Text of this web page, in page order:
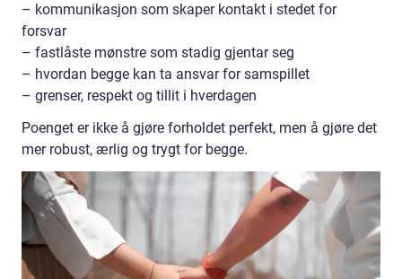
– kommunikasjon som skaper kontakt i stedet for
forsvar
– fastlåste mønstre som stadig gjentar seg
– hvordan begge kan ta ansvar for samspillet
– grenser, respekt og tillit i hverdagen
Poenget er ikke å gjøre forholdet perfekt, men å gjøre det
mer robust, ærlig og trygt for begge.